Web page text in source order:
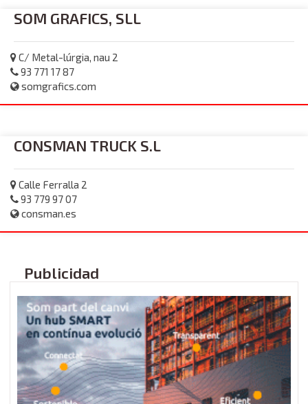
SOM GRAFICS, SLL
C/ Metal-lúrgia, nau 2
93 771 17 87
somgrafics.com
CONSMAN TRUCK S.L
Calle Ferralla 2
93 779 97 07
consman.es
Publicidad